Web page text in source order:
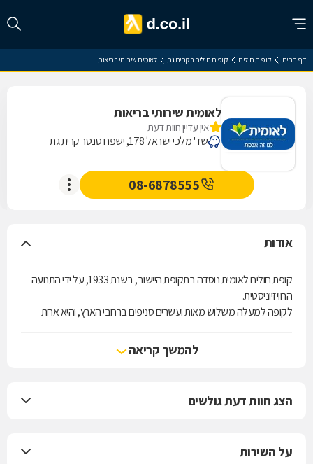
דף הבית קופות חולים קופות חולים בקרית גת לאומית שירותי בריאות
לאומית שירותי בריאות
אין עדיין חוות דעת
שד' מלכי ישראל 178, ישפרו סנטר קרית גת
08-6878555
אודות
קופת חולים לאומית נוסדה בתקופת היישוב, בשנת 1933, על ידי התנועה
הרוויזיוניסטית.
לקופה למעלה משלוש מאות ועשרים סניפים ברחבי הארץ, והיא אחת
להמשך קריאה
הצג חוות דעת גולשים
על השירות